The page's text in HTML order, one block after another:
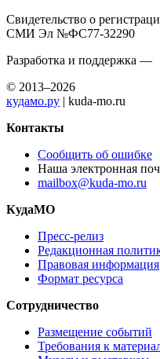
Свидетельство о
СМИ Эл №ФС77-32290
Разработка и поддержка —
© 2013–2026
кудамо.ру | kuda-mo.ru
Контакты
Сообщить об ошибке
Наша электронная
mailbox@kuda-mo.ru
КудаМО
Пресс-релиз
Редакционная
Правовая информация
Формат ресурса
Сотрудничество
Размещение событий
Требования к